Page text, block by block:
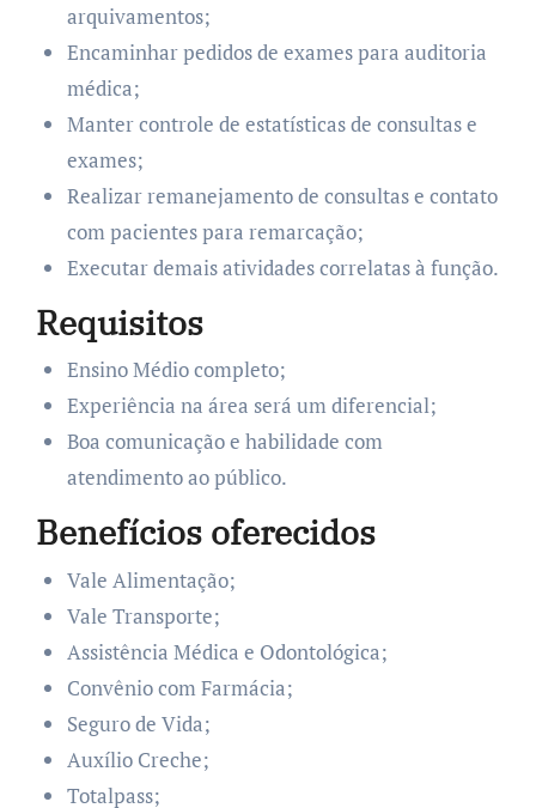
arquivamentos;
Encaminhar pedidos de exames para auditoria
médica;
Manter controle de estatísticas de consultas e
exames;
Realizar remanejamento de consultas e contato
com pacientes para remarcação;
Executar demais atividades correlatas à função.
Requisitos
Ensino Médio completo;
Experiência na área será um diferencial;
Boa comunicação e habilidade com
atendimento ao público.
Benefícios oferecidos
Vale Alimentação;
Vale Transporte;
Assistência Médica e Odontológica;
Convênio com Farmácia;
Seguro de Vida;
Auxílio Creche;
Totalpass;